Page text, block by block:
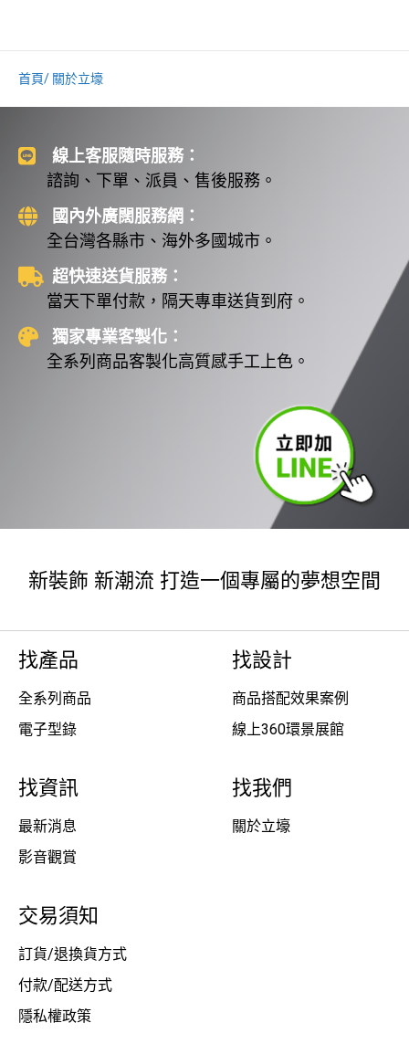
首頁/ 關於立壕
線上客服隨時服務：
諮詢、下單、派員、售後服務。
國內外廣闊服務網：
全台灣各縣市、海外多國城市。
超快速送貨服務：
當天下單付款，隔天專車送貨到府。
獨家專業客製化：
全系列商品客製化高質感手工上色。
新裝飾 新潮流 打造一個專屬的夢想空間
找產品
全系列商品
電子型錄
找設計
商品搭配效果案例
線上360環景展館
找資訊
最新消息
影音觀賞
找我們
關於立壕
交易須知
訂貨/退換貨方式
付款/配送方式
隱私權政策